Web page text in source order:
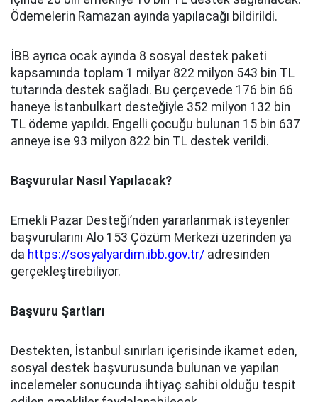
Ödemelerin Ramazan ayında yapılacağı bildirildi.
İBB ayrıca ocak ayında 8 sosyal destek paketi
kapsamında toplam 1 milyar 822 milyon 543 bin TL
tutarında destek sağladı. Bu çerçevede 176 bin 66
haneye İstanbulkart desteğiyle 352 milyon 132 bin
TL ödeme yapıldı. Engelli çocuğu bulunan 15 bin 637
anneye ise 93 milyon 822 bin TL destek verildi.
Başvurular Nasıl Yapılacak?
Emekli Pazar Desteği’nden yararlanmak isteyenler
başvurularını Alo 153 Çözüm Merkezi üzerinden ya
da https://sosyalyardim.ibb.gov.tr/ adresinden
gerçekleştirebiliyor.
Başvuru Şartları
Destekten, İstanbul sınırları içerisinde ikamet eden,
sosyal destek başvurusunda bulunan ve yapılan
incelemeler sonucunda ihtiyaç sahibi olduğu tespit